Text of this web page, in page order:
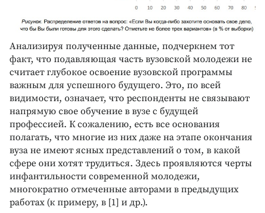
Анализируя полученные данные, подчеркнем тот
факт, что подавляющая часть вузовской молодежи не
считает глубокое освоение вузовской программы
важным для успешного будущего. Это, по всей
видимости, означает, что респонденты не связывают
напрямую свое обучение в вузе с будущей
профессией. К сожалению, есть все основания
полагать, что многие из них даже на этапе окончания
вуза не имеют ясных представлений о том, в какой
сфере они хотят трудиться. Здесь проявляются черты
инфантильности современной молодежи,
многократно отмеченные авторами в предыдущих
работах (к примеру, в [1] и др.).